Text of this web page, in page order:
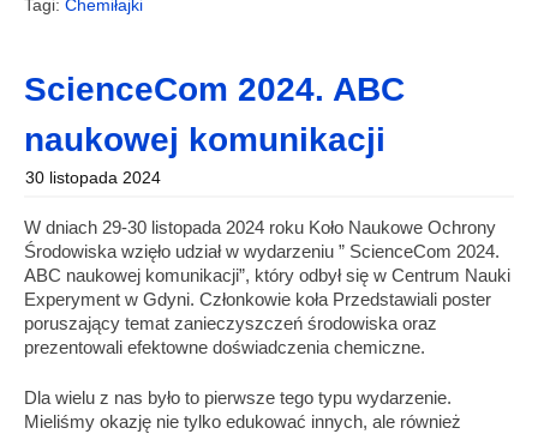
Tagi: Chemiłajki
ScienceCom 2024. ABC
naukowej komunikacji
30 listopada 2024
W dniach 29-30 listopada 2024 roku Koło Naukowe Ochrony
Środowiska wzięło udział w wydarzeniu ” ScienceCom 2024.
ABC naukowej komunikacji”, który odbył się w Centrum Nauki
Experyment w Gdyni. Członkowie koła Przedstawiali poster
poruszający temat zanieczyszczeń środowiska oraz
prezentowali efektowne doświadczenia chemiczne.
Dla wielu z nas było to pierwsze tego typu wydarzenie.
Mieliśmy okazję nie tylko edukować innych, ale również